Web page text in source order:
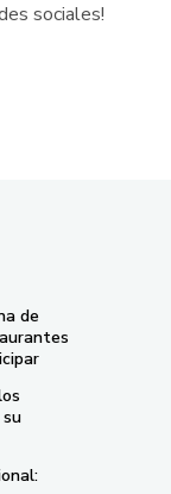
sociales!
de